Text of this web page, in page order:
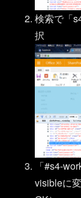
検索で「
択
「#s4-
visibleに